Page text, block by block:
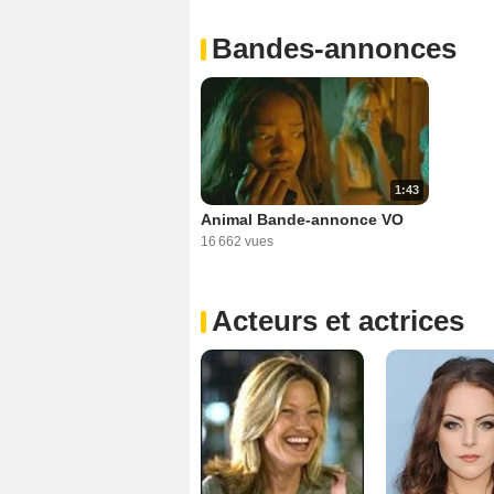
Bandes-annonces
1:43
Animal Bande-annonce VO
16 662 vues
Acteurs et actrices